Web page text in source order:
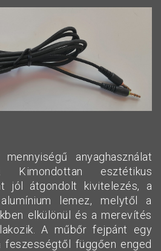
anyaghasználat
Kimondottan esztétikus
jól átgondolt kivitelezés, a
lemez, melytől a
elkülönül és a merevítés
A műbőr fejpánt egy
feszességtől függően enged